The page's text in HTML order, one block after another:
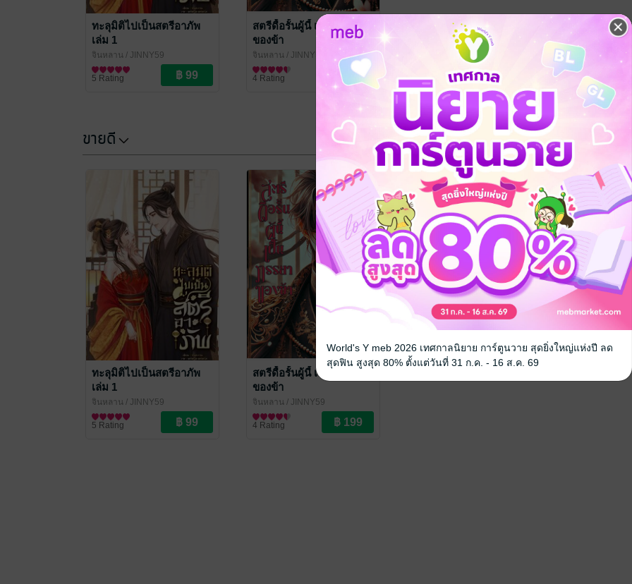
ทะลุมิติไปเป็นสตรีอาภัพ
เล่ม 1
จินหลาน / JINNY59
นิยายรักจีนโบราณ
5 Rating
สตรีดื้อรั้นผู้นี้ เป็นภรรยา
ของข้า
จินหลาน / JINNY59
นิยายรักจีนโบราณ
4 Rating
ขายดี
ทะลุมิติไปเป็นสตรีอาภัพ
เล่ม 1
จินหลาน / JINNY59
นิยายรักจีนโบราณ
5 Rating
สตรีดื้อรั้นผู้นี้ เป็นภรรยา
ของข้า
จินหลาน / JINNY59
นิยายรักจีนโบราณ
4 Rating
World's Y meb 2026 เทศกาลนิยาย การ์ตูนวาย สุดยิ่งใหญ่แห่งปี ลด
สุดฟิน สูงสุด 80% ตั้งแต่วันที่ 31 ก.ค. - 16 ส.ค. 69